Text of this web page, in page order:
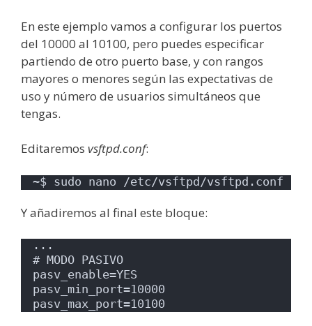
En este ejemplo vamos a configurar los puertos
del 10000 al 10100, pero puedes especificar
partiendo de otro puerto base, y con rangos
mayores o menores según las expectativas de
uso y número de usuarios simultáneos que
tengas.
Editaremos vsftpd.conf:
~$ sudo nano /etc/vsftpd/vsftpd.conf
Y añadiremos al final este bloque:
...
# MODO PASIVO
pasv_enable=YES
pasv_min_port=10000
pasv_max_port=10100